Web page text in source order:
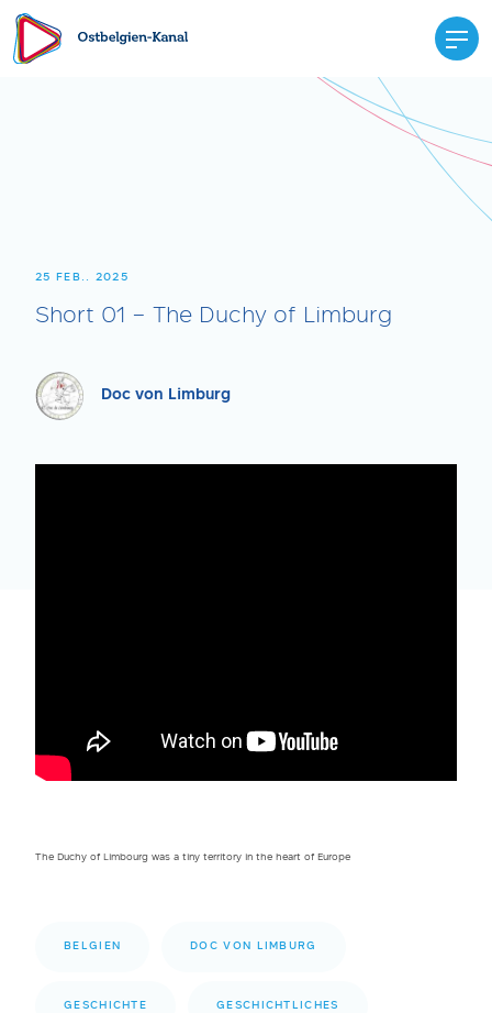
25 FEB.. 2025
Short 01 – The Duchy of Limburg
Doc von Limburg
The Duchy of Limbourg was a tiny territory in the heart of Europe
BELGIEN DOC VON LIMBURG
GESCHICHTE GESCHICHTLICHES